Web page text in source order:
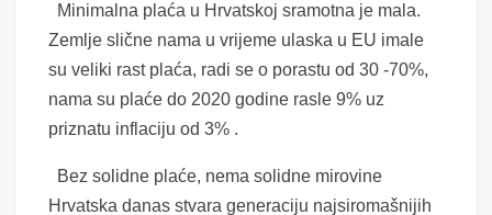
Minimalna plaća u Hrvatskoj sramotna je mala.
Zemlje slične nama u vrijeme ulaska u EU imale
su veliki rast plaća, radi se o porastu od 30 -70%,
nama su plaće do 2020 godine rasle 9% uz
priznatu inflaciju od 3% .
Bez solidne plaće, nema solidne mirovine
Hrvatska danas stvara generaciju najsiromašnijih